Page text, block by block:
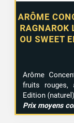
ARÔME
RAGNAROK
OU SWEET
Arôme
fruits rouges,
Edition
Prix moyens